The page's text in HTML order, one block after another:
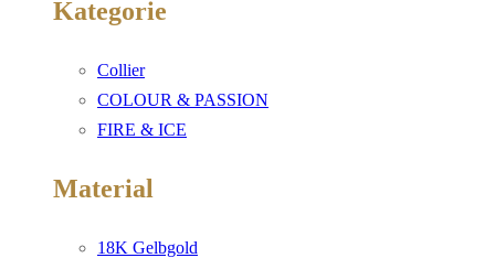
Kategorie
Collier
COLOUR & PASSION
FIRE & ICE
Material
18K Gelbgold